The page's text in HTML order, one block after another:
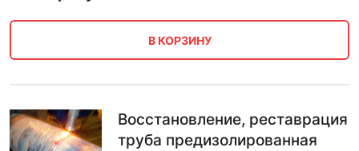
В КОРЗИНУ
Восстановление, реставрация
труба предизолированная